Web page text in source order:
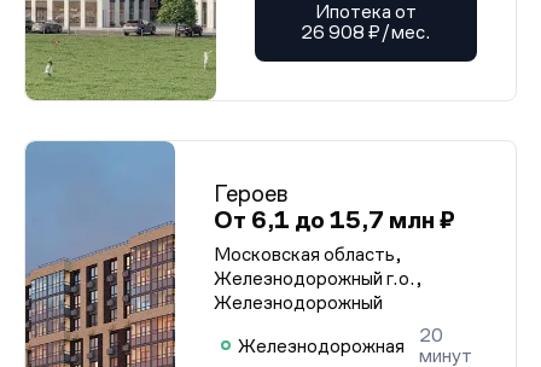
Ипотека от
26 908 ₽/мес.
Героев
От 6,1 до 15,7 млн ₽
Московская область,
Железнодорожный г.о.,
Железнодорожный
Железнодорожная
20
минут